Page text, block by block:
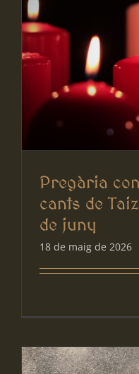
Pregària
cants de
de juny
18 de maig de 2026